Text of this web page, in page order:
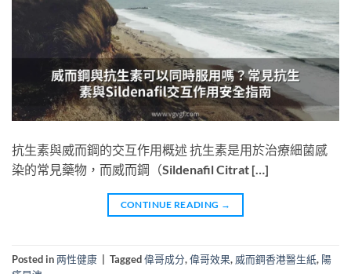
抗生素與威而鋼的交互作用概述 抗生素是用於治療細菌感
染的常見藥物，而威而鋼（Sildenafil Citrat […]
CONTINUE READING →
Posted in两性健康 | Tagged偉哥成分,偉哥效果, 威而鋼香港醫生紙, 陽